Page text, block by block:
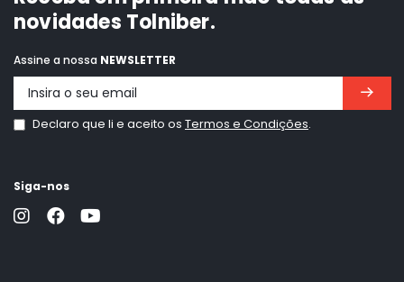
novidades Tolniber.
Assine a nossa NEWSLETTER
Declaro que li e aceito os Termos e Condições.
Siga-nos